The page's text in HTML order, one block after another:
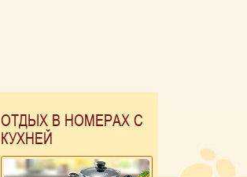
ОТДЫХ В НОМЕРАХ С
КУХНЕЙ